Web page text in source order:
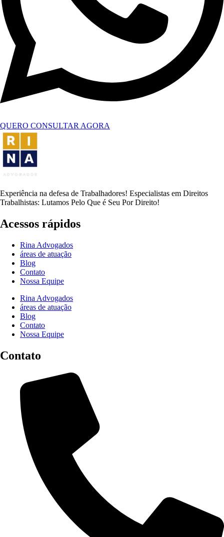
QUERO CONSULTAR AGORA
Experiência na defesa de Trabalhadores! Especialistas em Direitos
Trabalhistas: Lutamos Pelo Que é Seu Por Direito!
Acessos rápidos
Rina Advogados
áreas de atuação
Blog
Contato
Nossa Equipe
Rina Advogados
áreas de atuação
Blog
Contato
Nossa Equipe
Contato